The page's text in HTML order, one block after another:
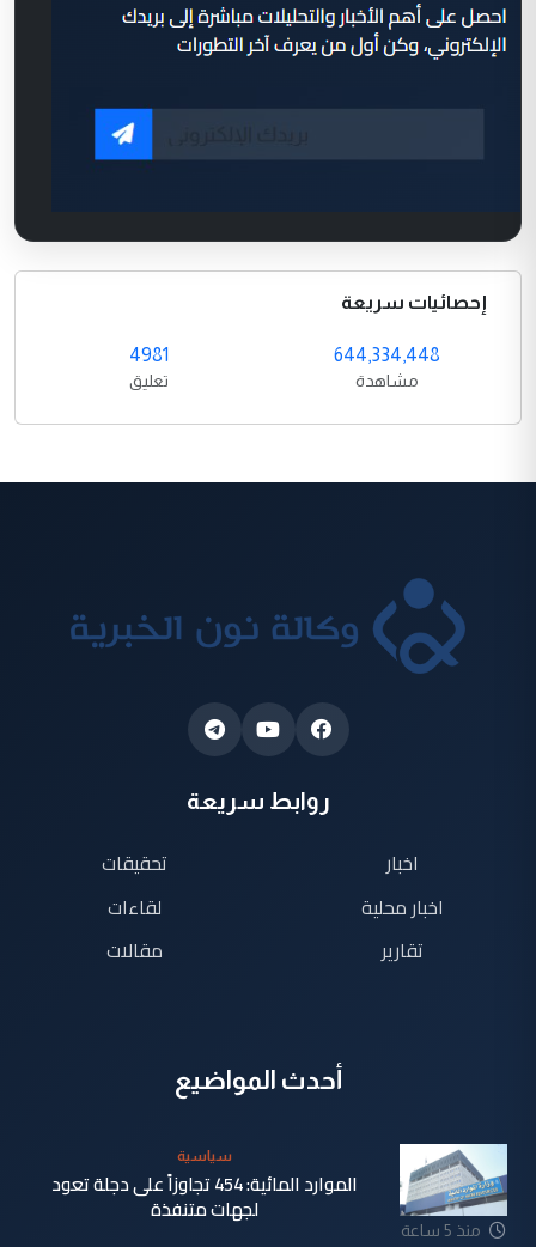
إحصائيات سريعة
644,334,448
مشاهدة
4981
تعليق
روابط سريعة
اخبار
اخبار محلية
تقارير
تحقيقات
لقاءات
مقالات
أحدث المواضيع
منذ 5 ساعة
سياسية
الموارد المائية: 454 تجاوزاً على دجلة تعود
لجهات متنفذة